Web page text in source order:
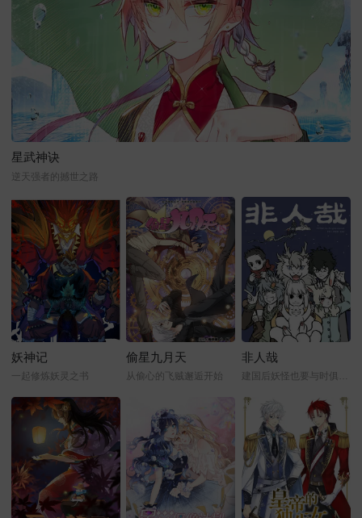
星武神诀
逆天强者的撼世之路
妖神记
一起修炼妖灵之书
偷星九月天
从偷心的飞贼邂逅开始
非人哉